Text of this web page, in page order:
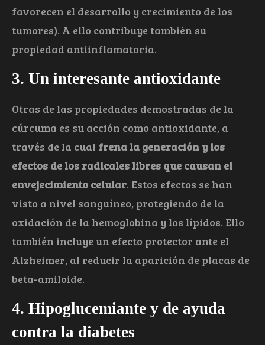
favorecen el desarrollo y crecimiento de los
tumores). A ello contribuye también su
propiedad antiinflamatoria.
3. Un interesante antioxidante
Otras de las propiedades demostradas de la
cúrcuma es su acción como antioxidante, a
través de la cual frena la generación y los
efectos de los radicales libres que causan el
envejecimiento celular. Estos efectos se han
visto a nivel sanguíneo, protegiendo de la
oxidación de la hemoglobina y los lípidos. Ello
también incluye un efecto protector ante el
Alzheimer, al reducir la aparición de placas de
beta-amiloide.
4. Hipoglucemiante y de ayuda
contra la diabetes